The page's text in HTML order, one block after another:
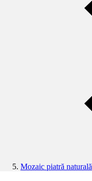
Mozaic piatră naturală